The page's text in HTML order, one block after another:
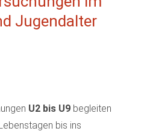
Jugendalter
U2 bis U9begleiten
bis ins